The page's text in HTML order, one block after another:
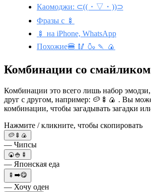
Каомоджи: ⊂((・▽・))⊃
Фразы с 🍢
🍢 на iPhone, WhatsApp
Похожие🍔 🥢 🍶 🍡 🍙
Комбинации со
Комбинации это всего лишь набор
друг с другом, например: 🥔🍢🍙 . Вы
комбинации, чтобы загадывать загадки
Нажмите / кликните, чтобы скопировать
🥔🍢🍙
— Чипсы
🍘🍚🍢
— Японская еда
🍢➡️😋
— Хочу оден